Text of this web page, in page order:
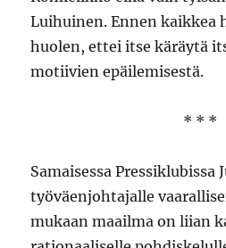
Luihuinen. Ennen kaikkea
huolen, ettei itse käräytä
motiivien epäilemisestä.
* * *
Samaisessa Pressiklubissa
työväenjohtajalle
mukaan maailma on liian